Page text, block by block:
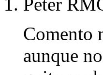
Comento
aunque